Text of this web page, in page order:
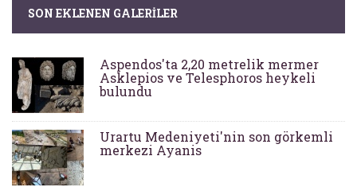
SON EKLENEN GALERILER
Aspendos'ta 2,20 metrelik mermer
Asklepios ve Telesphoros heykeli
bulundu
Urartu Medeniyeti'nin son görkemli
merkezi Ayanis